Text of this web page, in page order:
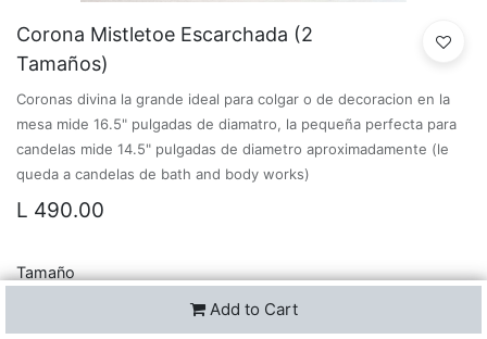
Corona Mistletoe Escarchada (2
Tamaños)
Coronas divina la grande ideal para colgar o de decoracion en la
mesa mide 16.5" pulgadas de diamatro, la pequeña perfecta para
candelas mide 14.5" pulgadas de diametro aproximadamente (le
queda a candelas de bath and body works)
L 490.00
Tamaño
Add to Cart